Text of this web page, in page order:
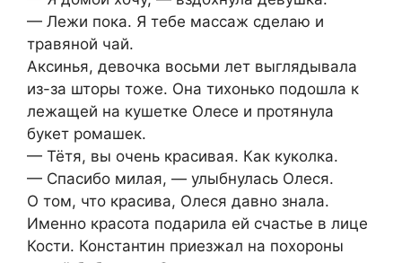
— Лежи пока. Я тебе массаж сделаю и
травяной чай.
Аксинья, девочка восьми лет выглядывала
из-за шторы тоже. Она тихонько подошла к
лежащей на кушетке Олесе и протянула
букет ромашек.
— Тётя, вы очень красивая. Как куколка.
— Спасибо милая, — улыбнулась Олеся.
О том, что красива, Олеся давно знала.
Именно красота подарила ей счастье в лице
Кости. Константин приезжал на похороны